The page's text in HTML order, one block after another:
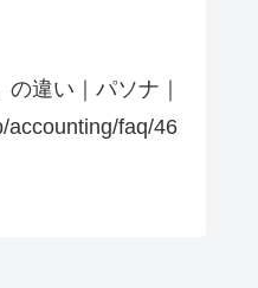
違い｜パソナ｜
accounting/faq/46